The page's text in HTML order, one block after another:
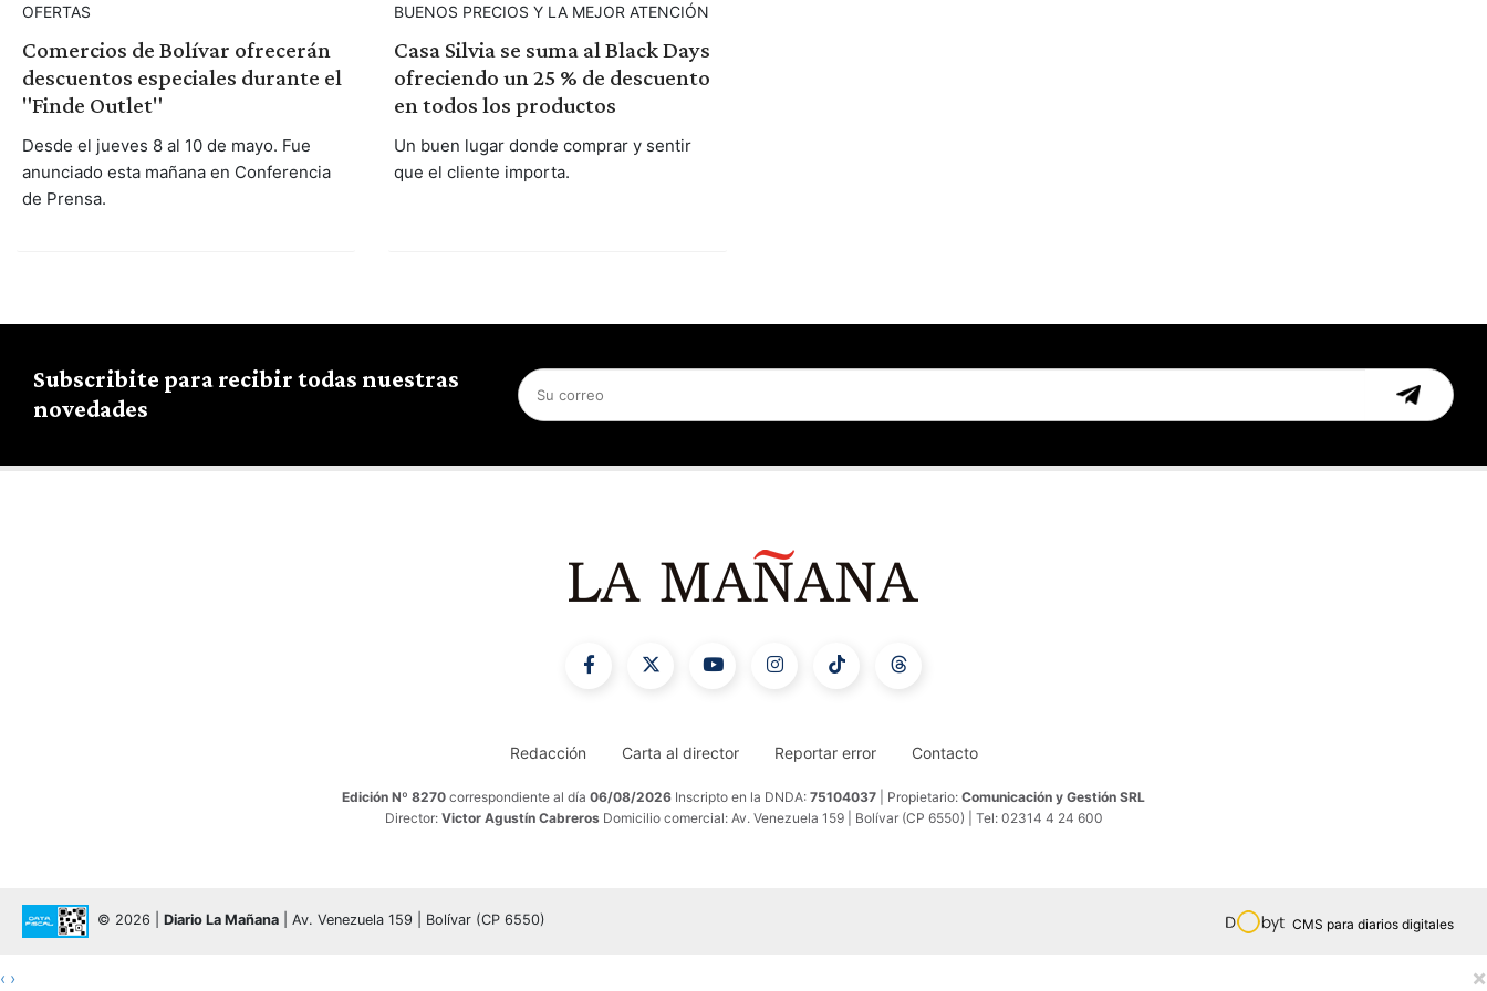
OFERTAS
Comercios de Bolívar ofrecerán
descuentos especiales durante el
"Finde Outlet"
Desde el jueves 8 al 10 de mayo. Fue
anunciado esta mañana en Conferencia
de Prensa.
BUENOS PRECIOS Y LA MEJOR ATENCIÓN
Casa Silvia se suma al Black Days
ofreciendo un 25 % de descuento
en todos los productos
Un buen lugar donde comprar y sentir
que el cliente importa.
Subscribite para recibir todas nuestras
novedades
Redacción Carta al director Reportar error Contacto
Edición Nº 8270 correspondiente al día 06/08/2026 Inscripto en la DNDA: 75104037 | Propietario: Comunicación y Gestión SRL
Director: Victor Agustín Cabreros Domicilio comercial: Av. Venezuela 159 | Bolívar (CP 6550) | Tel: 02314 4 24 600
© 2026 | Diario La Mañana | Av. Venezuela 159 | Bolívar (CP 6550) CMS para diarios digitales
‹ › ×